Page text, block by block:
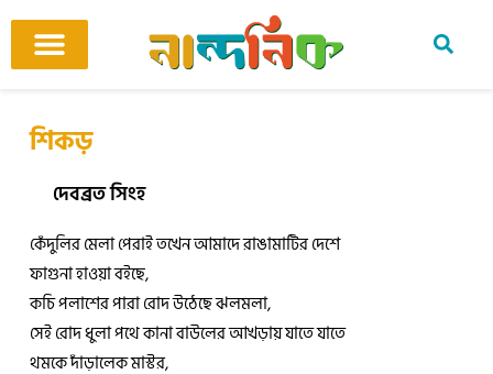
content
শিকড়
দেবব্রত সিংহ
কেঁদুলির মেলা পেরাই তখেন আমাদে রাঙামাটির দেশে
ফাগুনা হাওয়া বইছে,
কচি পলাশের পারা রোদ উঠেছে ঝলমলা,
সেই রোদ ধুলা পথে কানা বাউলের আখড়ায় যাতে যাতে
থমকে দাঁড়ালেক মাস্টর,